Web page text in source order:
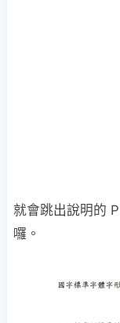
就會跳出說明的
囉。